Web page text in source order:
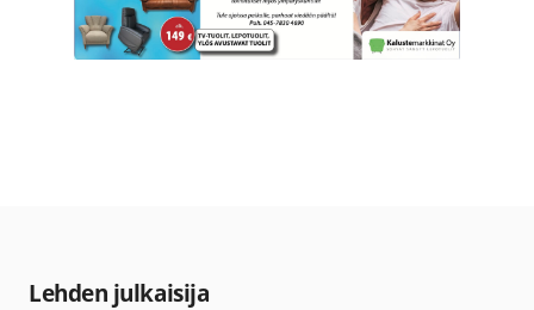
Lehden julkaisija